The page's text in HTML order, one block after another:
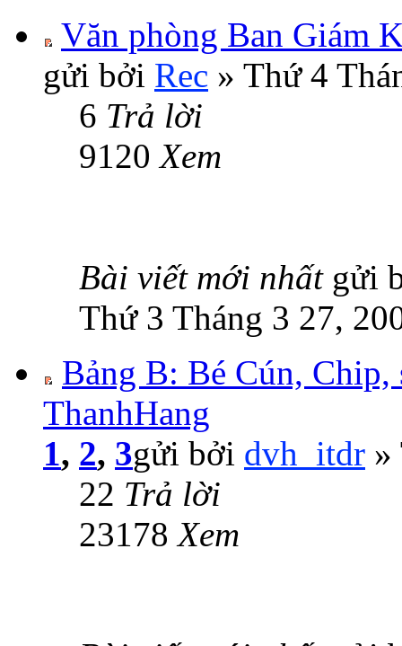
Văn phòng Ban Giám
gửi bởi Rec » Thứ 4
6 Trả lời
9120Xem
Bài viết mới nhất gửi
Thứ 3 Tháng 3 27,
Bảng B: Bé Cún, Chip,
ThanhHang
1, 2, 3gửi bởi dvh_itdr »
22 Trả lời
23178Xem